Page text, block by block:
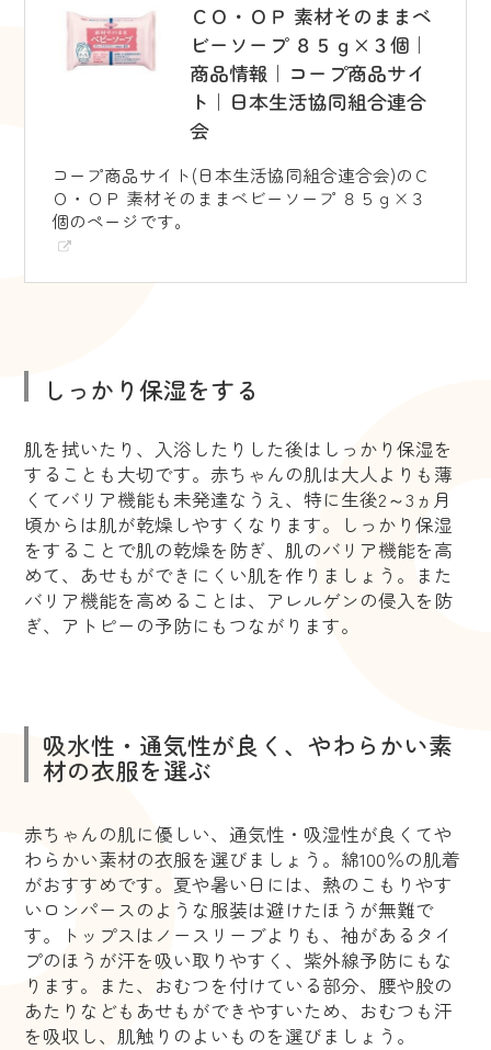
ＣＯ・ＯＰ 素材そのままベ
ビーソープ ８５ｇ×３個｜
商品情報｜コープ商品サイ
ト｜日本生活協同組合連合
会
コープ商品サイト(日本生活協同組合連合会)のＣ
Ｏ・ＯＰ 素材そのままベビーソープ ８５ｇ×３
個のページです。
しっかり保湿をする
肌を拭いたり、入浴したりした後はしっかり保湿を
することも大切です。赤ちゃんの肌は大人よりも薄
くてバリア機能も未発達なうえ、特に生後2～3ヵ月
頃からは肌が乾燥しやすくなります。しっかり保湿
をすることで肌の乾燥を防ぎ、肌のバリア機能を高
めて、あせもができにくい肌を作りましょう。また
バリア機能を高めることは、アレルゲンの侵入を防
ぎ、アトピーの予防にもつながります。
吸水性・通気性が良く、やわらかい素
材の衣服を選ぶ
赤ちゃんの肌に優しい、通気性・吸湿性が良くてや
わらかい素材の衣服を選びましょう。綿100％の肌着
がおすすめです。夏や暑い日には、熱のこもりやす
いロンパースのような服装は避けたほうが無難で
す。トップスはノースリーブよりも、袖があるタイ
プのほうが汗を吸い取りやすく、紫外線予防にもな
ります。また、おむつを付けている部分、腰や股の
あたりなどもあせもができやすいため、おむつも汗
を吸収し、肌触りのよいものを選びましょう。